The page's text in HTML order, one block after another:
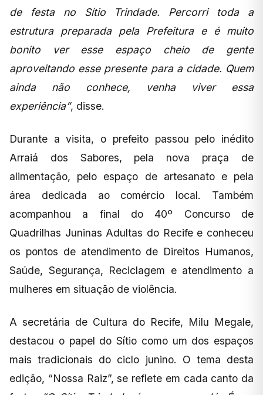
de festa no Sítio Trindade. Percorri toda a
estrutura preparada pela Prefeitura e é muito
bonito ver esse espaço cheio de gente
aproveitando esse presente para a cidade. Quem
ainda não conhece, venha viver essa
experiência”, disse.
Durante a visita, o prefeito passou pelo inédito
Arraiá dos Sabores, pela nova praça de
alimentação, pelo espaço de artesanato e pela
área dedicada ao comércio local. Também
acompanhou a final do 40º Concurso de
Quadrilhas Juninas Adultas do Recife e conheceu
os pontos de atendimento de Direitos Humanos,
Saúde, Segurança, Reciclagem e atendimento a
mulheres em situação de violência.
A secretária de Cultura do Recife, Milu Megale,
destacou o papel do Sítio como um dos espaços
mais tradicionais do ciclo junino. O tema desta
edição, “Nossa Raiz”, se reflete em cada canto da